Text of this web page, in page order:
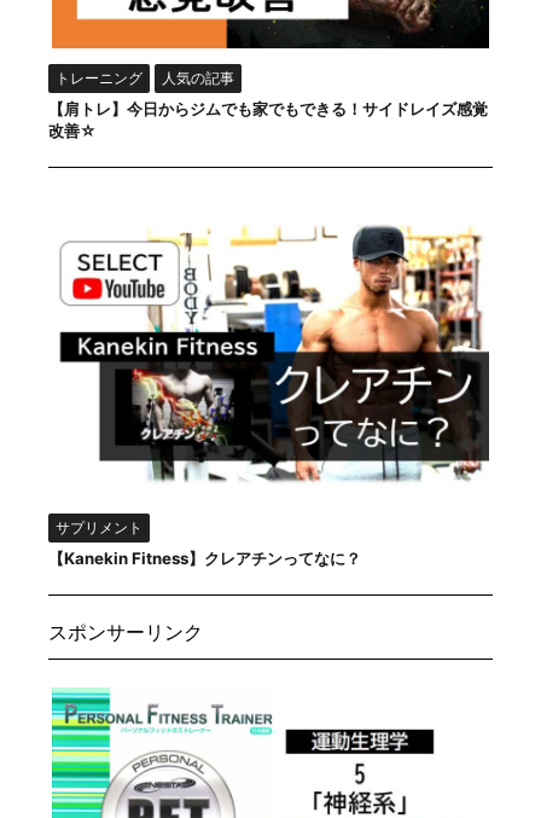
トレーニング 人気の記事
【肩トレ】今日からジムでも家でもできる！サイドレイズ感覚
改善☆
サプリメント
【Kanekin Fitness】クレアチンってなに？
スポンサーリンク